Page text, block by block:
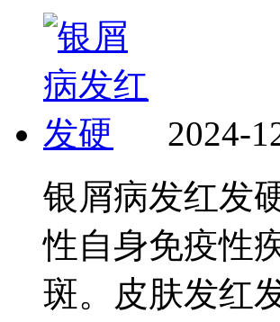
2024-
银屑病发红发
性自身免疫性
斑。皮肤发红